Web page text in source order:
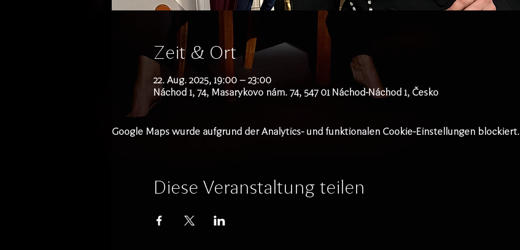
Zeit & Ort
22. Aug. 2025, 19:00 – 23:00
Náchod 1, 74, Masarykovo nám. 74, 547 01 Náchod-Náchod 1, Česko
Google Maps wurde aufgrund der Analytics- und funktionalen Cookie-Einstellungen blockiert.
Diese Veranstaltung teilen